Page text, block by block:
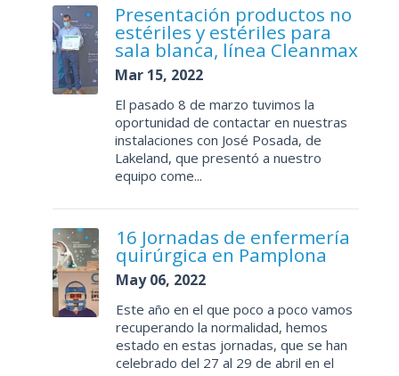
Presentación productos no
estériles y estériles para
sala blanca, línea Cleanmax
Mar 15, 2022
El pasado 8 de marzo tuvimos la
oportunidad de contactar en nuestras
instalaciones con José Posada, de
Lakeland, que presentó a nuestro
equipo come...
16 Jornadas de enfermería
quirúrgica en Pamplona
May 06, 2022
Este año en el que poco a poco vamos
recuperando la normalidad, hemos
estado en estas jornadas, que se han
celebrado del 27 al 29 de abril en el